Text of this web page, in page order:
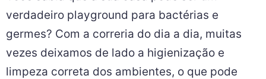
verdadeiro playground para bactérias e
germes? Com a correria do dia a dia, muitas
vezes deixamos de lado a higienização e
limpeza correta dos ambientes, o que pode